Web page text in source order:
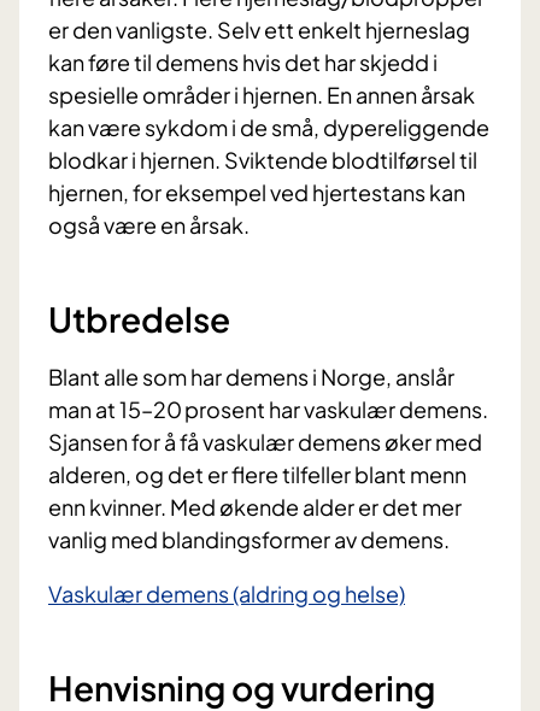
er den vanligste. Selv ett enkelt hjerneslag
kan føre til demens hvis det har skjedd i
spesielle områder i hjernen. En annen årsak
kan være sykdom i de små, dypereliggende
blodkar i hjernen. Sviktende blodtilførsel til
hjernen, for eksempel ved hjertestans kan
også være en årsak.
Utbredelse
Blant alle som har demens i Norge, anslår
man at 15–20 prosent har vaskulær demens.
Sjansen for å få vaskulær demens øker med
alderen, og det er flere tilfeller blant menn
enn kvinner. Med økende alder er det mer
vanlig med blandingsformer av demens.
Vaskulær demens (aldring og helse)
Henvisning og vurdering